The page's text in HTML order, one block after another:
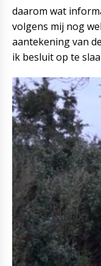
daarom wat
volgens mij nog
aantekening van
ik besluit op te